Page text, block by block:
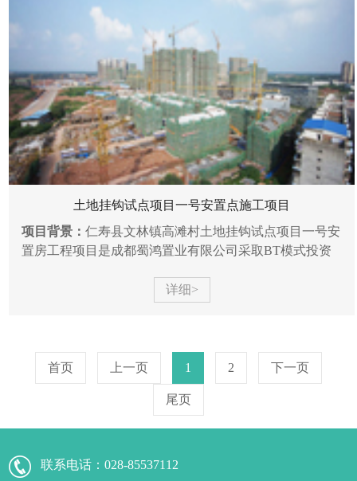
土地挂钩试点项目一号安置点施工项目
项目背景：仁寿县文林镇高滩村土地挂钩试点项目一号安
置房工程项目是成都蜀鸿置业有限公司采取BT模式投资
详细>
首页 上一页 1 2 下一页
尾页
联系电话：028-85537112